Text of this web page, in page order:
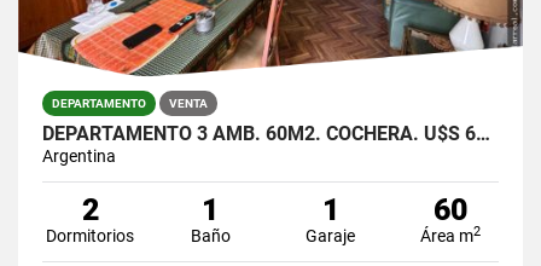
DEPARTAMENTO VENTA
DEPARTAMENTO 3 AMB. 60M2. COCHERA. U$S 68.000
Argentina
2
Dormitorios
1
Baño
1
Garaje
60
Área m2